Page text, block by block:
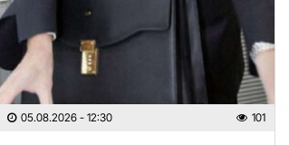
05.08.2026 - 12:30 101